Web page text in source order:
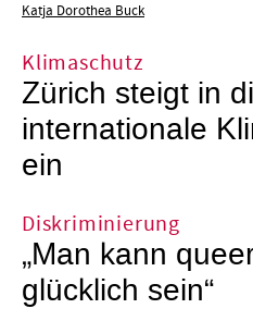
Katja Dorothea Buck
Klimaschutz
Zürich steigt in
internationale
ein
Diskriminierung
„Man kann
glücklich sein“